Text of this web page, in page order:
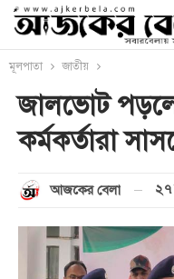
মূলপাতা জাতীয়
জালভোট
কর্মকর্তারা
আজকের বেলা ২৭